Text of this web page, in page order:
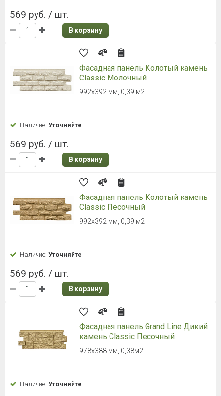
569 руб. / шт.
В корзину
Фасадная панель Колотый камень
Classic Молочный
992х392 мм, 0,39 м2
Наличие: Уточняйте
569 руб. / шт.
В корзину
Фасадная панель Колотый камень
Classic Песочный
992х392 мм, 0,39 м2
Наличие: Уточняйте
569 руб. / шт.
В корзину
Фасадная панель Grand Line Дикий
камень Classic Песочный
978х388 мм, 0,38м2
Наличие: Уточняйте